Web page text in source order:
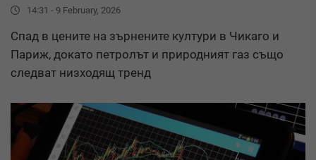
14:31 - 9 February, 2026
Спад в цените на зърнените култури в Чикаго и
Париж, докато петролът и природният газ също
следват низходящ тренд